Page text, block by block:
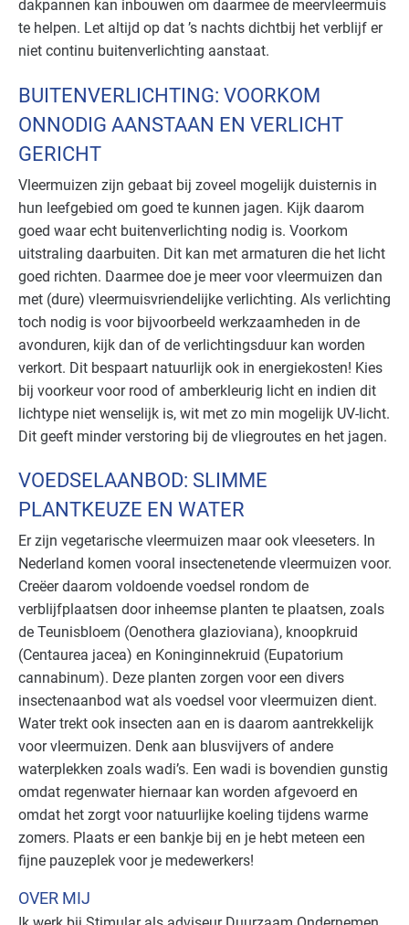
dakpannen kan inbouwen om daarmee de meervleermuis
te helpen. Let altijd op dat ’s nachts dichtbij het verblijf er
niet continu buitenverlichting aanstaat.
BUITENVERLICHTING: VOORKOM
ONNODIG AANSTAAN EN VERLICHT
GERICHT
Vleermuizen zijn gebaat bij zoveel mogelijk duisternis in
hun leefgebied om goed te kunnen jagen. Kijk daarom
goed waar echt buitenverlichting nodig is. Voorkom
uitstraling daarbuiten. Dit kan met armaturen die het licht
goed richten. Daarmee doe je meer voor vleermuizen dan
met (dure) vleermuisvriendelijke verlichting. Als verlichting
toch nodig is voor bijvoorbeeld werkzaamheden in de
avonduren, kijk dan of de verlichtingsduur kan worden
verkort. Dit bespaart natuurlijk ook in energiekosten! Kies
bij voorkeur voor rood of amberkleurig licht en indien dit
lichtype niet wenselijk is, wit met zo min mogelijk UV-licht.
Dit geeft minder verstoring bij de vliegroutes en het jagen.
VOEDSELAANBOD: SLIMME
PLANTKEUZE EN WATER
Er zijn vegetarische vleermuizen maar ook vleeseters. In
Nederland komen vooral insectenetende vleermuizen voor.
Creëer daarom voldoende voedsel rondom de
verblijfplaatsen door inheemse planten te plaatsen, zoals
de Teunisbloem (Oenothera glazioviana), knoopkruid
(Centaurea jacea) en Koninginnekruid (Eupatorium
cannabinum). Deze planten zorgen voor een divers
insectenaanbod wat als voedsel voor vleermuizen dient.
Water trekt ook insecten aan en is daarom aantrekkelijk
voor vleermuizen. Denk aan blusvijvers of andere
waterplekken zoals wadi’s. Een wadi is bovendien gunstig
omdat regenwater hiernaar kan worden afgevoerd en
omdat het zorgt voor natuurlijke koeling tijdens warme
zomers. Plaats er een bankje bij en je hebt meteen een
fijne pauzeplek voor je medewerkers!
OVER MIJ